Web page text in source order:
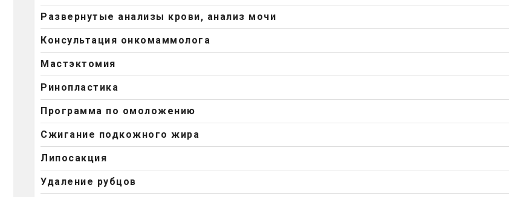
Развернутые анализы крови, анализ мочи
Консультация онкомаммолога
Мастэктомия
Ринопластика
Программа по омоложению
Сжигание подкожного жира
Липосакция
Удаление рубцов